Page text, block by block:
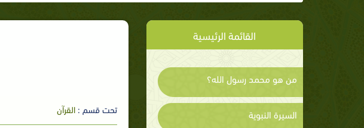
القائمة الرئيسية
من هو محمد رسول الله؟
السيرة النبوية تحت قسم :القرآن